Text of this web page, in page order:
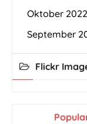
Oktober 2022
September
Flickr